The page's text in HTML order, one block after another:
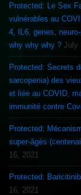
Protected: Le Sex
vulnérables au
4, IL6, genes,
why why why ? July
Protected: Secrets de la Super-Longévité: La Frailty
sarcopenia) des
et liée au COVID,
immunité contre
Protected:
super-âgés
16, 2021
Protected:
16, 2021